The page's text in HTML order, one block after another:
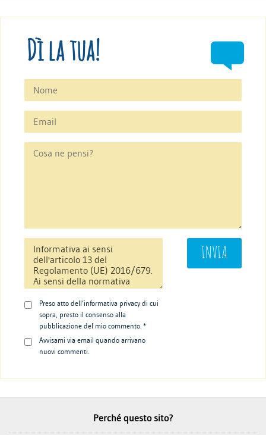
Dì la tua!
Preso atto dell’informativa privacy di cui
sopra, presto il consenso alla
pubblicazione del mio commento. *
Avvisami via email quando arrivano
nuovi commenti.
Perché questo sito?